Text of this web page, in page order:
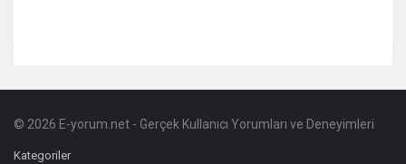
Footer
Hakkında
© 2026 E-yorum.net - Gerçek Kullanıcı Yorumları ve Deneyimleri
Kategoriler